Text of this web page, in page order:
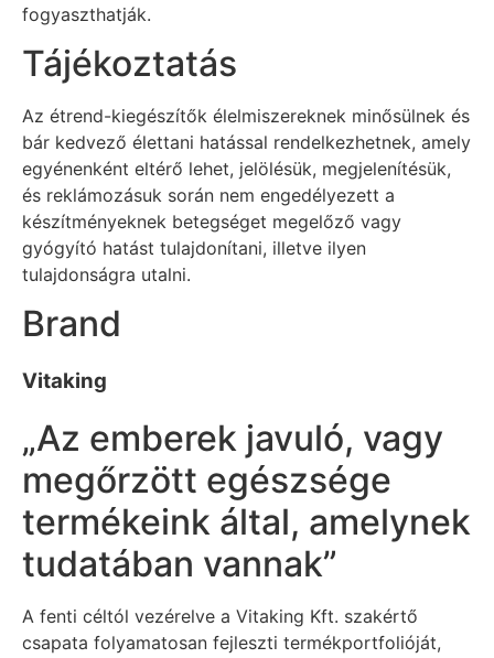
fogyaszthatják.
Tájékoztatás
Az étrend-kiegészítők élelmiszereknek minősülnek és
bár kedvező élettani hatással rendelkezhetnek, amely
egyénenként eltérő lehet, jelölésük, megjelenítésük,
és reklámozásuk során nem engedélyezett a
készítményeknek betegséget megelőző vagy
gyógyító hatást tulajdonítani, illetve ilyen
tulajdonságra utalni.
Brand
Vitaking
„Az emberek javuló, vagy
megőrzött egészsége
termékeink által, amelynek
tudatában vannak”
A fenti céltól vezérelve a Vitaking Kft. szakértő
csapata folyamatosan fejleszti termékportfolióját,